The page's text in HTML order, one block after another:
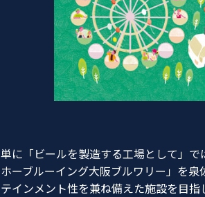
単に「ビールを製造する工場として」
ホーブルーイング大阪ブルワリー」を
テインメント性を兼ね備えた施設を目指